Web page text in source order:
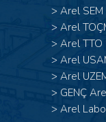
> Arel SEM
> Arel
> Arel TTO
> Arel
> Arel
> GENÇ
> Arel